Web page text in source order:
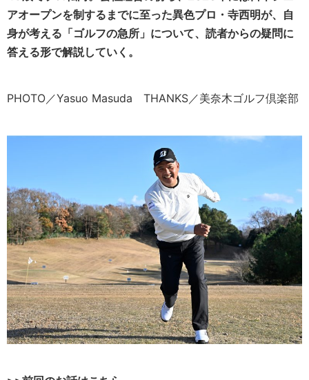
アオープンを制するまでに至った異色プロ・寺西明が、自
身が考える「ゴルフの急所」について、読者からの疑問に
答える形で解説していく。
PHOTO／Yasuo Masuda THANKS／美奈木ゴルフ倶楽部